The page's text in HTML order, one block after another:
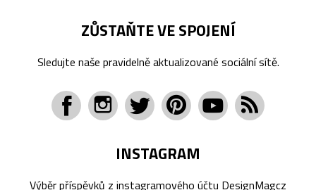
ZŮSTAŇTE VE SPOJENÍ
Sledujte naše pravidelně aktualizované sociální sítě.
INSTAGRAM
Výběr příspěvků z instagramového účtu DesignMagcz